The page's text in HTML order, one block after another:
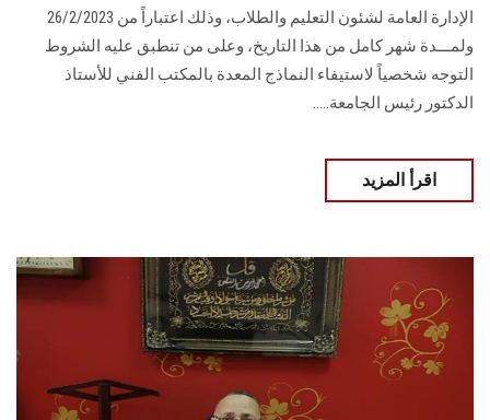
الإدارة العامة لشئون التعليم والطلاب، وذلك اعتباراً من 26/2/2023
ولمـــدة شهر كامل من هذا التاريخ، وعلى من تنطبق عليه الشروط
التوجه شخصياً لاستيفاء النماذج المعدة بالمكتب الفني للأستاذ
الدكتور رئيس الجامعة.....
اقرأ المزيد